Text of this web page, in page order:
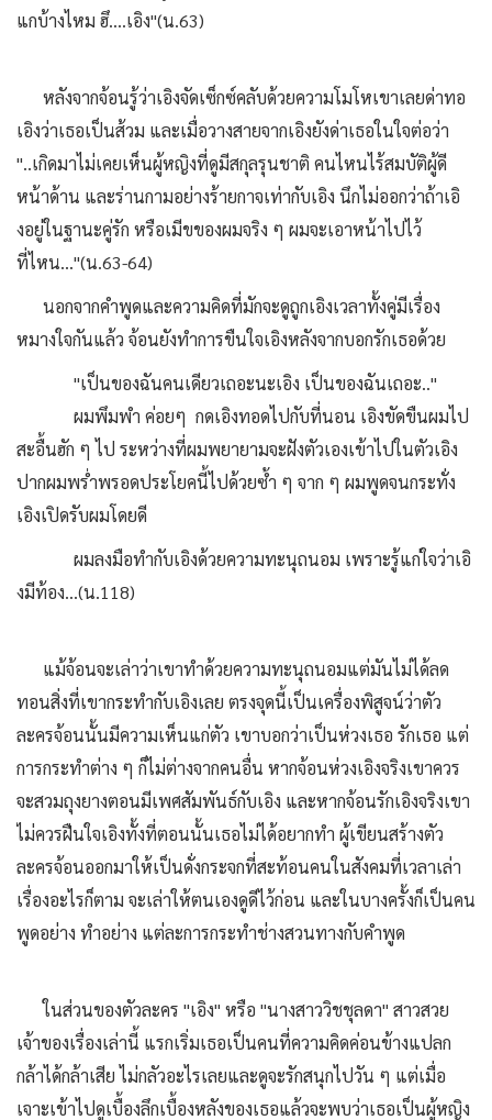
แกบ้างไหม ฮึ....เอิง"(น.63)
หลังจากจ้อนรู้ว่าเอิงจัดเซ็กซ์คลับด้วยความโมโหเขาเลยด่าทอ
เอิงว่าเธอเป็นส้วม และเมื่อวางสายจากเอิงยังด่าเธอในใจต่อว่า
"..เกิดมาไม่เคยเห็นผู้หญิงที่ดูมีสกุลรุนชาติ คนไหนไร้สมบัติผู้ดี
หน้าด้าน และร่านกามอย่างร้ายกาจเท่ากับเอิง นึกไม่ออกว่าถ้าเอิ
งอยู่ในฐานะคู่รัก หรือเมีขของผมจริง ๆ ผมจะเอาหน้าไปไว้
ที่ไหน..."(น.63-64)
นอกจากคำพูดและความคิดที่มักจะดูถูกเอิงเวลาทั้งคู่มีเรื่อง
หมางใจกันแล้ว จ้อนยังทำการขืนใจเอิงหลังจากบอกรักเธอด้วย
"เป็นของฉันคนเดียวเถอะนะเอิง เป็นของฉันเถอะ.."
ผมพึมพำ ค่อยๆ กดเอิงทอดไปกับที่นอน เอิงขัดขืนผมไป
สะอื้นฮัก ๆ ไป ระหว่างที่ผมพยายามจะฝังตัวเองเข้าไปในตัวเอิง
ปากผมพร่ำพรอดประโยคนี้ไปด้วยซ้ำ ๆ จาก ๆ ผมพูดจนกระทั่ง
เอิงเปิดรับผมโดยดี
ผมลงมือทำกับเอิงด้วยความทะนุถนอม เพราะรู้แก่ใจว่าเอิ
งมีท้อง...(น.118)
แม้จ้อนจะเล่าว่าเขาทำด้วยความทะนุถนอมแต่มันไม่ได้ลด
ทอนสิ่งที่เขากระทำกับเอิงเลย ตรงจุดนี้เป็นเครื่องพิสูจน์ว่าตัว
ละครจ้อนนั้นมีความเห็นแก่ตัว เขาบอกว่าเป็นห่วงเธอ รักเธอ แต่
การกระทำต่าง ๆ ก็ไม่ต่างจากคนอื่น หากจ้อนห่วงเอิงจริงเขาควร
จะสวมถุงยางตอนมีเพศสัมพันธ์กับเอิง และหากจ้อนรักเอิงจริงเขา
ไม่ควรฝืนใจเอิงทั้งที่ตอนนั้นเธอไม่ได้อยากทำ ผู้เขียนสร้างตัว
ละครจ้อนออกมาให้เป็นดั่งกระจกที่สะท้อนคนในสังคมที่เวลาเล่า
เรื่องอะไรก็ตาม จะเล่าให้ตนเองดูดีไว้ก่อน และในบางครั้งก็เป็นคน
พูดอย่าง ทำอย่าง แต่ละการกระทำช่างสวนทางกับคำพูด
ในส่วนของตัวละคร "เอิง" หรือ "นางสาววิชชุลดา" สาวสวย
เจ้าของเรื่องเล่านี้ แรกเริ่มเธอเป็นคนที่ความคิดค่อนข้างแปลก
กล้าได้กล้าเสีย ไม่กลัวอะไรเลยและดูจะรักสนุกไปวัน ๆ แต่เมื่อ
เจาะเข้าไปดูเบื้องลึกเบื้องหลังของเธอแล้วจะพบว่าเธอเป็นผู้หญิง